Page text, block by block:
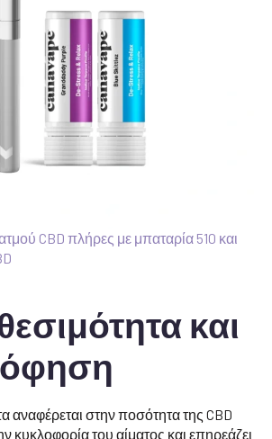
CBD πλήρες με μπαταρία 510 και
και
αναφέρεται στην ποσότητα της CBD
κυκλοφορία του αίματος και επηρεάζει